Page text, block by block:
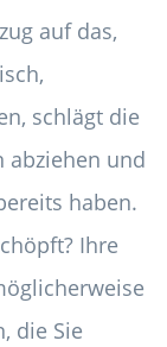
auf das,
schlägt die
abziehen und
haben.
Ihre
die Sie